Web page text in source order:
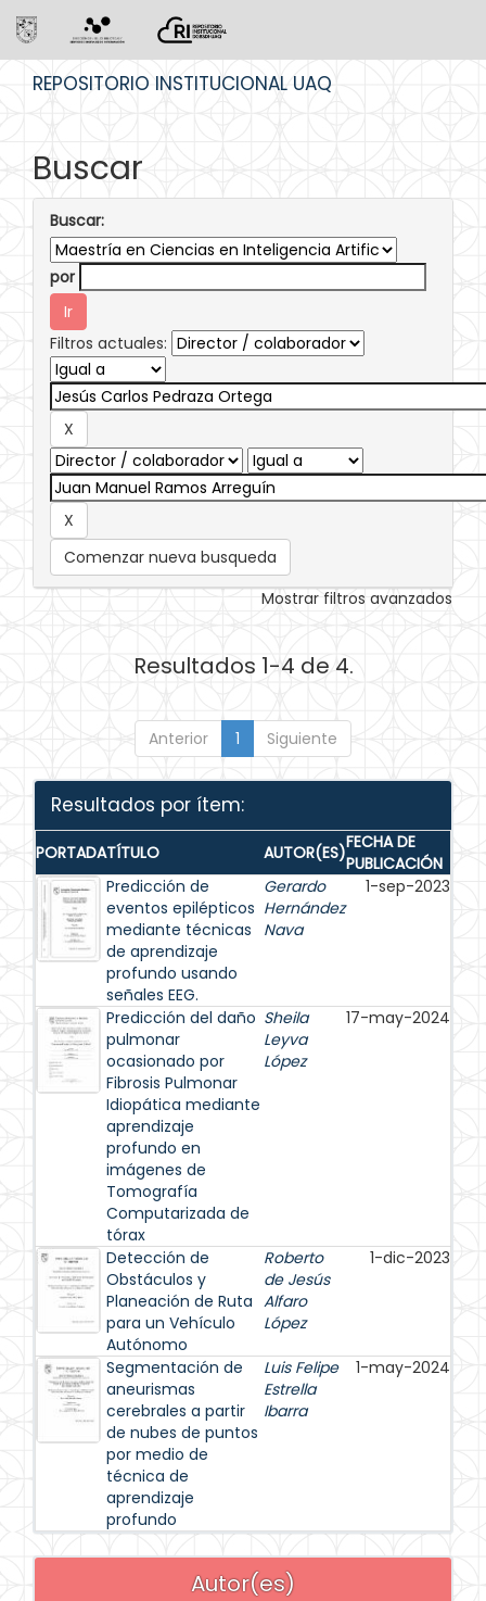
REPOSITORIO INSTITUCIONAL UAQ
Buscar
Buscar:
por
Filtros actuales:
Comenzar nueva busqueda
Mostrar filtros avanzados
Resultados 1-4 de 4.
Anterior 1 Siguiente
Resultados por ítem:
PORTADATÍTULO AUTOR(ES)FECHA DE
PUBLICACIÓN
Predicción de
eventos epilépticos
mediante técnicas
de aprendizaje
profundo usando
señales EEG.
Gerardo
Hernández
Nava
1-sep-2023
Predicción del daño
pulmonar
ocasionado por
Fibrosis Pulmonar
Idiopática mediante
aprendizaje
profundo en
imágenes de
Tomografía
Computarizada de
tórax
Sheila
Leyva
López
17-may-2024
Detección de
Obstáculos y
Planeación de Ruta
para un Vehículo
Autónomo
Roberto
de Jesús
Alfaro
López
1-dic-2023
Segmentación de
aneurismas
cerebrales a partir
de nubes de puntos
por medio de
técnica de
aprendizaje
profundo
Luis Felipe
Estrella
Ibarra
1-may-2024
Autor(es)